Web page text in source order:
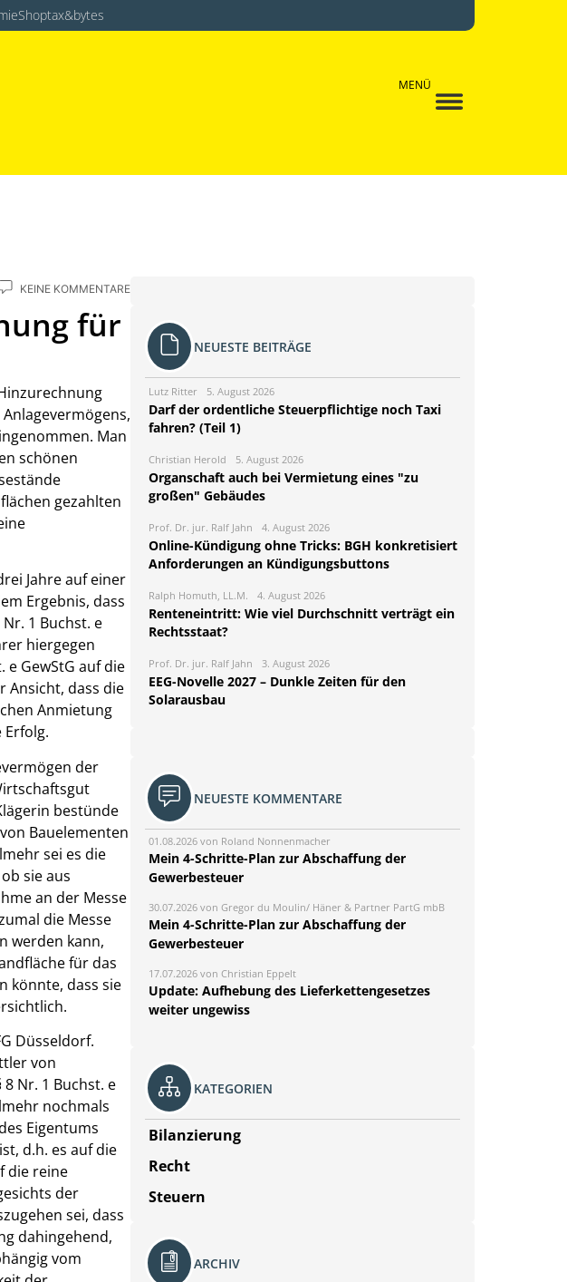
Shoptax&bytes
MENÜ
KEINE KOMMENTARE
für
Man
schönen
gezahlten
Jahre auf einer
Ergebnis, dass
1 Buchst. e
hiergegen
e GewStG auf die
Ansicht, dass die
Anmietung
der
bestünde
Bauelementen
sei es die
sie aus
an der Messe
die Messe
werden kann,
für das
könnte, dass sie
Düsseldorf.
von
Nr. 1 Buchst. e
nochmals
Eigentums
d.h. es auf die
die reine
der
sei, dass
dahingehend,
vom
NEUESTE BEITRÄGE
Lutz Ritter 5. August 2026
Darf der ordentliche Steuerpflichtige noch Taxi
fahren? (Teil 1)
Christian Herold 5. August 2026
Organschaft auch bei Vermietung eines "zu
großen" Gebäudes
Prof. Dr. jur. Ralf Jahn 4. August 2026
Online-Kündigung ohne Tricks: BGH konkretisiert
Anforderungen an Kündigungsbuttons
Ralph Homuth, LL.M. 4. August 2026
Renteneintritt: Wie viel Durchschnitt verträgt ein
Rechtsstaat?
Prof. Dr. jur. Ralf Jahn 3. August 2026
EEG-Novelle 2027 – Dunkle Zeiten für den
Solarausbau
NEUESTE KOMMENTARE
01.08.2026 von Roland Nonnenmacher
Mein 4-Schritte-Plan zur Abschaffung der
Gewerbesteuer
30.07.2026 von Gregor du Moulin/ Häner & Partner PartG mbB
Mein 4-Schritte-Plan zur Abschaffung der
Gewerbesteuer
17.07.2026 von Christian Eppelt
Update: Aufhebung des Lieferkettengesetzes
weiter ungewiss
KATEGORIEN
Bilanzierung
Recht
Steuern
ARCHIV